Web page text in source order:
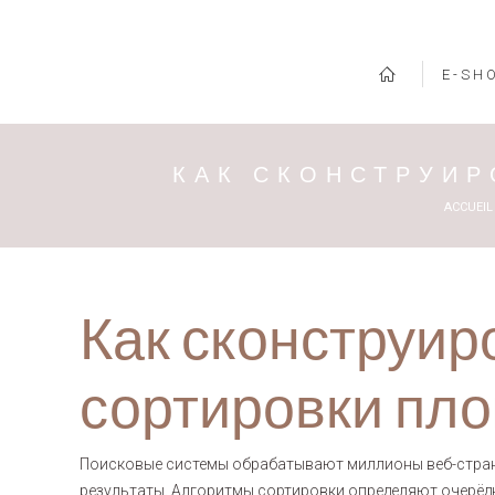
E-
КАК
Vous
ACCUEIL
Как
сортировки
Поисковые системы обрабатывают миллионы веб-
результаты. Алгоритмы сортировки определяют